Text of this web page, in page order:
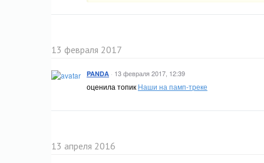
13 февраля 2017
PANDA · 13 февраля 2017, 12:39
оценила топик Наши на памп-треке
13 апреля 2016